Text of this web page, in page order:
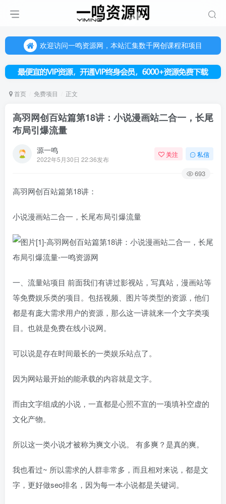
欢迎访问一鸣资源网，本站汇集数千网创课程和项目
欢迎访问一鸣资源网，本站汇集数千网创课程和项目
首页 免费项目 正文
高羽网创百站篇第18讲：小说漫画站二合一，长尾
布局引爆流量
源一鸣
2022年5月30日 22:36发布
关注 私信
693
高羽网创百站篇第18讲：
小说漫画站二合一，长尾布局引爆流量
一、流量站项目 前面我们有讲过影视站，写真站，漫画站等
等免费娱乐类的项目。包括视频、图片等类型的资源，他们
都是有庞大需求用户的资源，那么这一讲就来一个文字类项
目。也就是免费在线小说网。
可以说是存在时间最长的一类娱乐站点了。
因为网站最开始的能承载的内容就是文字。
而由文字组成的小说，一直都是心照不宣的一项填补空虚的
文化产物。
所以这一类小说才被称为爽文小说。 有多爽？是真的爽。
我也看过~ 所以需求的人群非常多，而且相对来说，都是文
字，更好做seo排名，因为每一本小说都是关键词。